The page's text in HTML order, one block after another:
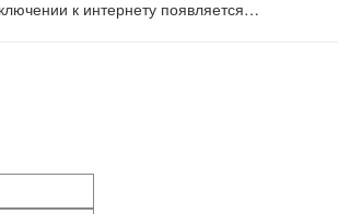
к интернету появляется…